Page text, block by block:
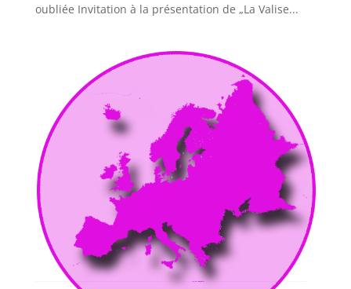
oubliée Invitation à la présentation de „La Valise...